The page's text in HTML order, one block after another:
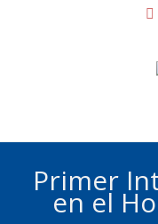
Primer
en el